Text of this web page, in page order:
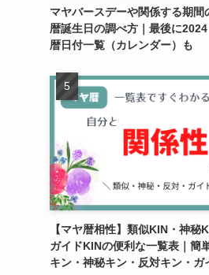
マヤバースデーや関係する期間
暦誕生日の調べ方｜最後に
暦日付一覧（カレンダー）も
【マヤ暦相性】類似KIN・神秘
ガイドKINの便利な一覧表｜簡
キン・神秘キン・反対キン・ガ